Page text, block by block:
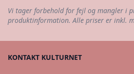
Vi tager forbehold for fejl og mangler i
produktinformation. Alle priser er inkl.
KONTAKT KULTURNET